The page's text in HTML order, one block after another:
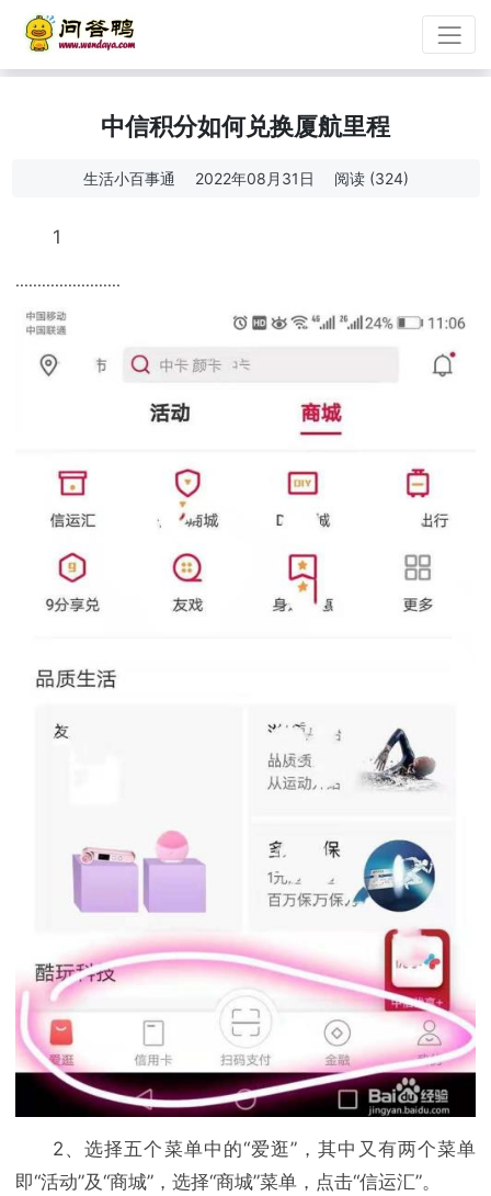
中信积分如何兑换厦航里程
生活小百事通 2022年08月31日 阅读 (324)
1
........................
2、选择五个菜单中的“爱逛”，其中又有两个菜单
即“活动”及“商城”，选择“商城”菜单，点击“信运汇”。